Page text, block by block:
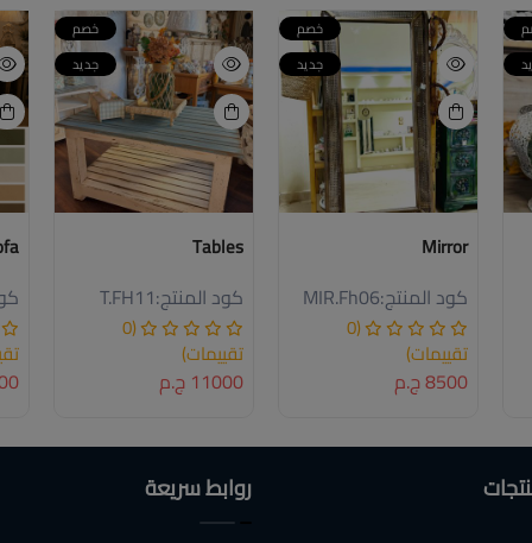
خصم
جديد
Mirror
كود المنتج:MIR.Fh06
(0
تقييمات)
8500 ج.م
خصم
جديد
Tables
كود المنتج:T.FH11
(0
تقييمات)
11000 ج.م
روابط سريعة